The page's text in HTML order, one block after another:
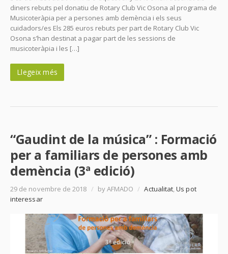
diners rebuts pel donatiu de Rotary Club Vic Osona al programa de
Musicoteràpia per a persones amb demència i els seus
cuidadors/es Els 285 euros rebuts per part de Rotary Club Vic
Osona s’han destinat a pagar part de les sessions de
musicoteràpia i les […]
Llegeix més
“Gaudint de la música” : Formació
per a familiars de persones amb
demència (3ª edició)
29 de novembre de 2018 / by AFMADO / Actualitat,Us pot
interessar